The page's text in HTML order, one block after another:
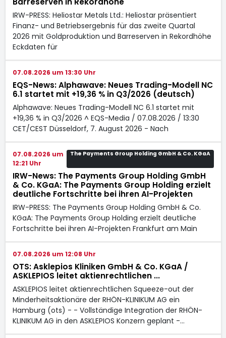
IRW-PRESS: Heliostar Metals Ltd.: Heliostar präsentiert
Finanz- und Betriebsergebnis für das zweite Quartal
2026 mit Goldproduktion und Barreserven in Rekordhöhe
Eckdaten für
07.08.2026 um 13:30 Uhr
EQS-News: Alphawave: Neues Trading-Modell NC
6.1 startet mit +19,36 % in Q3/2026 (deutsch)
Alphawave: Neues Trading-Modell NC 6.1 startet mit
+19,36 % in Q3/2026 ^ EQS-Media / 07.08.2026 / 13:30
CET/CEST Düsseldorf, 7. August 2026 - Nach
07.08.2026 um
12:21 Uhr
The Payments Group Holding GmbH & Co. KGaA
IRW-News: The Payments Group Holding GmbH
& Co. KGaA: The Payments Group Holding erzielt
deutliche Fortschritte bei ihren AI-Projekten
IRW-PRESS: The Payments Group Holding GmbH & Co.
KGaA: The Payments Group Holding erzielt deutliche
Fortschritte bei ihren AI-Projekten Frankfurt am Main
07.08.2026 um 12:08 Uhr
OTS: Asklepios Kliniken GmbH & Co. KGaA /
ASKLEPIOS leitet aktienrechtlichen ...
ASKLEPIOS leitet aktienrechtlichen Squeeze-out der
Minderheitsaktionäre der RHÖN-KLINIKUM AG ein
Hamburg (ots) - - Vollständige Integration der RHÖN-
KLINIKUM AG in den ASKLEPIOS Konzern geplant -…